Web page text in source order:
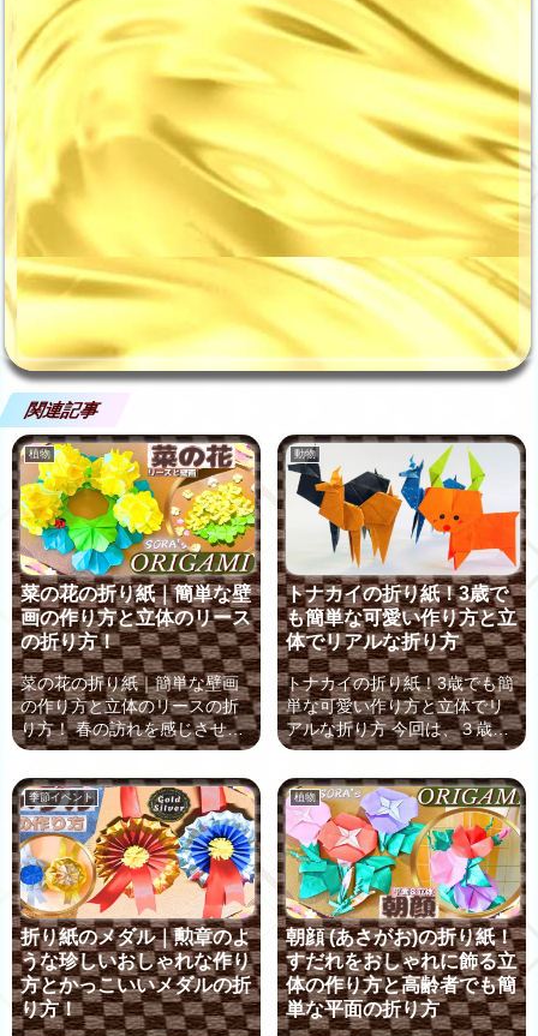
関連記事
植物
菜の花の折り紙｜簡単な壁
画の作り方と立体のリース
の折り方！
菜の花の折り紙｜簡単な壁画
の作り方と立体のリースの折
り方！ 春の訪れを感じさせ
る、鮮やかな黄色の「菜の
花」。 今回は、その「菜の
花」の折り紙の作り方を2つご
案内していきますね。 まず
は、壁画のように飾れる、平
面の菜の花の折り方です。 葉
っぱや茎もつけて、よりリア
ルな菜の花畑を表現してみま
しょう。 そして、立体的なド
ーム型の菜の花をつけた、春
らしいリースの作り方もご案
内します。 3月の壁面飾りや、
春のインテリアにぴったりの
動物
トナカイの折り紙！3歳で
も簡単な可愛い作り方と立
体でリアルな折り方
トナカイの折り紙！3歳でも簡
単な可愛い作り方と立体でリ
アルな折り方 今回は、３歳で
も簡単に折れるトナカイの折
り紙の作り方を解説していき
ます。 こちらのページでは、
次の2種類のトナカイの折り紙
の折り方をご案内しますね。 3
歳でも簡単！平面のかわいい
トナカイの折り紙 折り紙で立
体のトナカイのリアルな折り
方 12月、クリスマスの飾りつ
けの折り紙で、サンタクロー
スの相棒として そりを引くト
ナカイはマストですよね！ 少
し難しい部分もありますが、3
季節イベント
折り紙のメダル｜勲章のよ
うな珍しいおしゃれな作り
方とかっこいいメダルの折
り方！
植物
朝顔 (あさがお)の折り紙！
すだれをおしゃれに飾る立
体の作り方と高齢者でも簡
単な平面の折り方